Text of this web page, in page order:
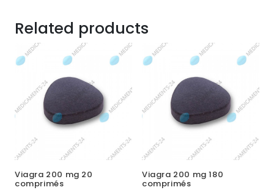
Related products
Viagra 200 mg 20
comprimés
Viagra 200 mg 180
comprimés